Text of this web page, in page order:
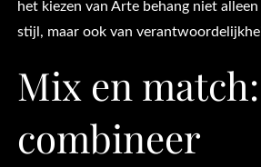
het kiezen van Arte behang niet
stijl, maar ook van
Mix en match:
combineer